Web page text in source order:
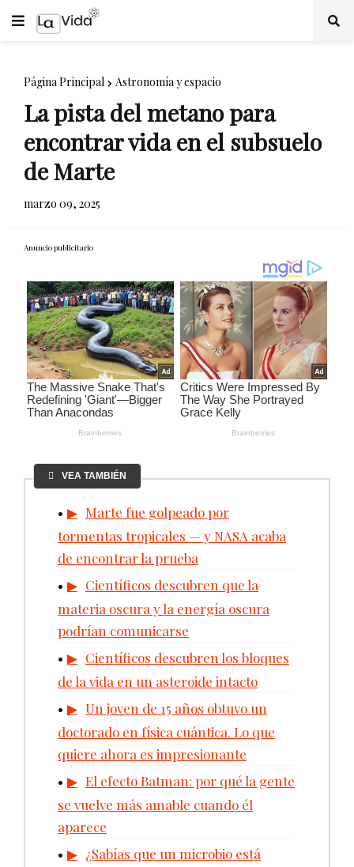
Página Principal Astronomía y espacio
La pista del metano para
encontrar vida en el subsuelo
de Marte
marzo 09, 2025
Anuncio publicitario
VEA TAMBIÉN
Marte fue golpeado por
tormentas tropicales — y NASA acaba
de encontrar la prueba
Científicos descubren que la
materia oscura y la energía oscura
podrían comunicarse
Científicos descubren los bloques
de la vida en un asteroide intacto
Un joven de 15 años obtuvo un
doctorado en física cuántica. Lo que
quiere ahora es impresionante
El efecto Batman: por qué la gente
se vuelve más amable cuando él
aparece
¿Sabías que un microbio está